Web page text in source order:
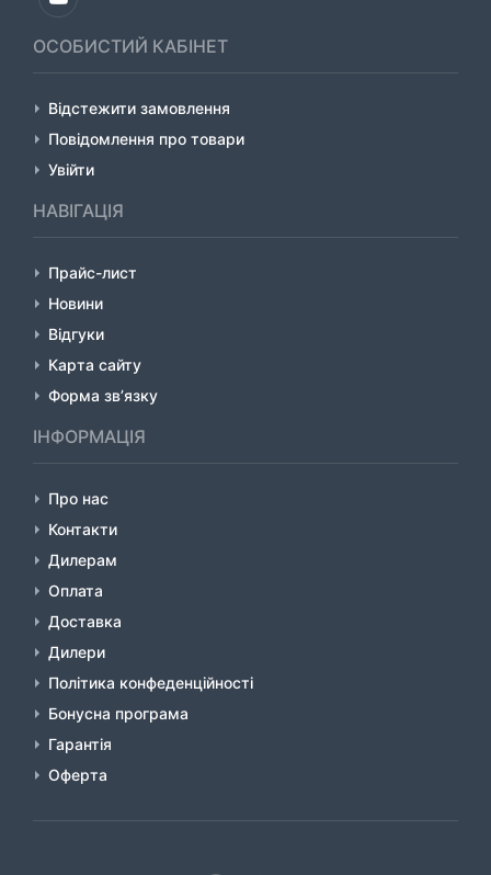
ОСОБИСТИЙ КАБІНЕТ
Відстежити замовлення
Повідомлення про товари
Увійти
НАВІГАЦІЯ
Прайс-лист
Новини
Відгуки
Карта сайту
Форма зв’язку
ІНФОРМАЦІЯ
Про нас
Контакти
Дилерам
Оплата
Доставка
Дилери
Політика конфеденційності
Бонусна програма
Гарантія
Оферта